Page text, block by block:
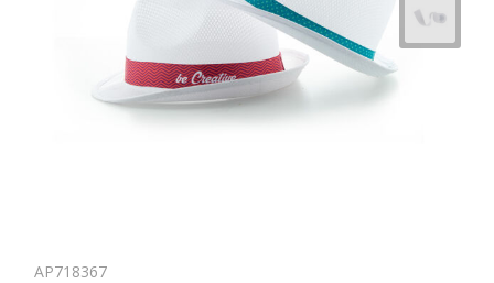
AP718367